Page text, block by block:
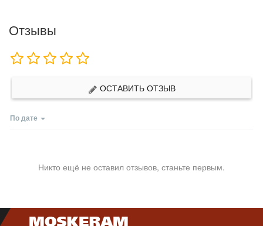
Отзывы
ОСТАВИТЬ ОТЗЫВ
По дате
Никто ещё не оставил отзывов, станьте первым.